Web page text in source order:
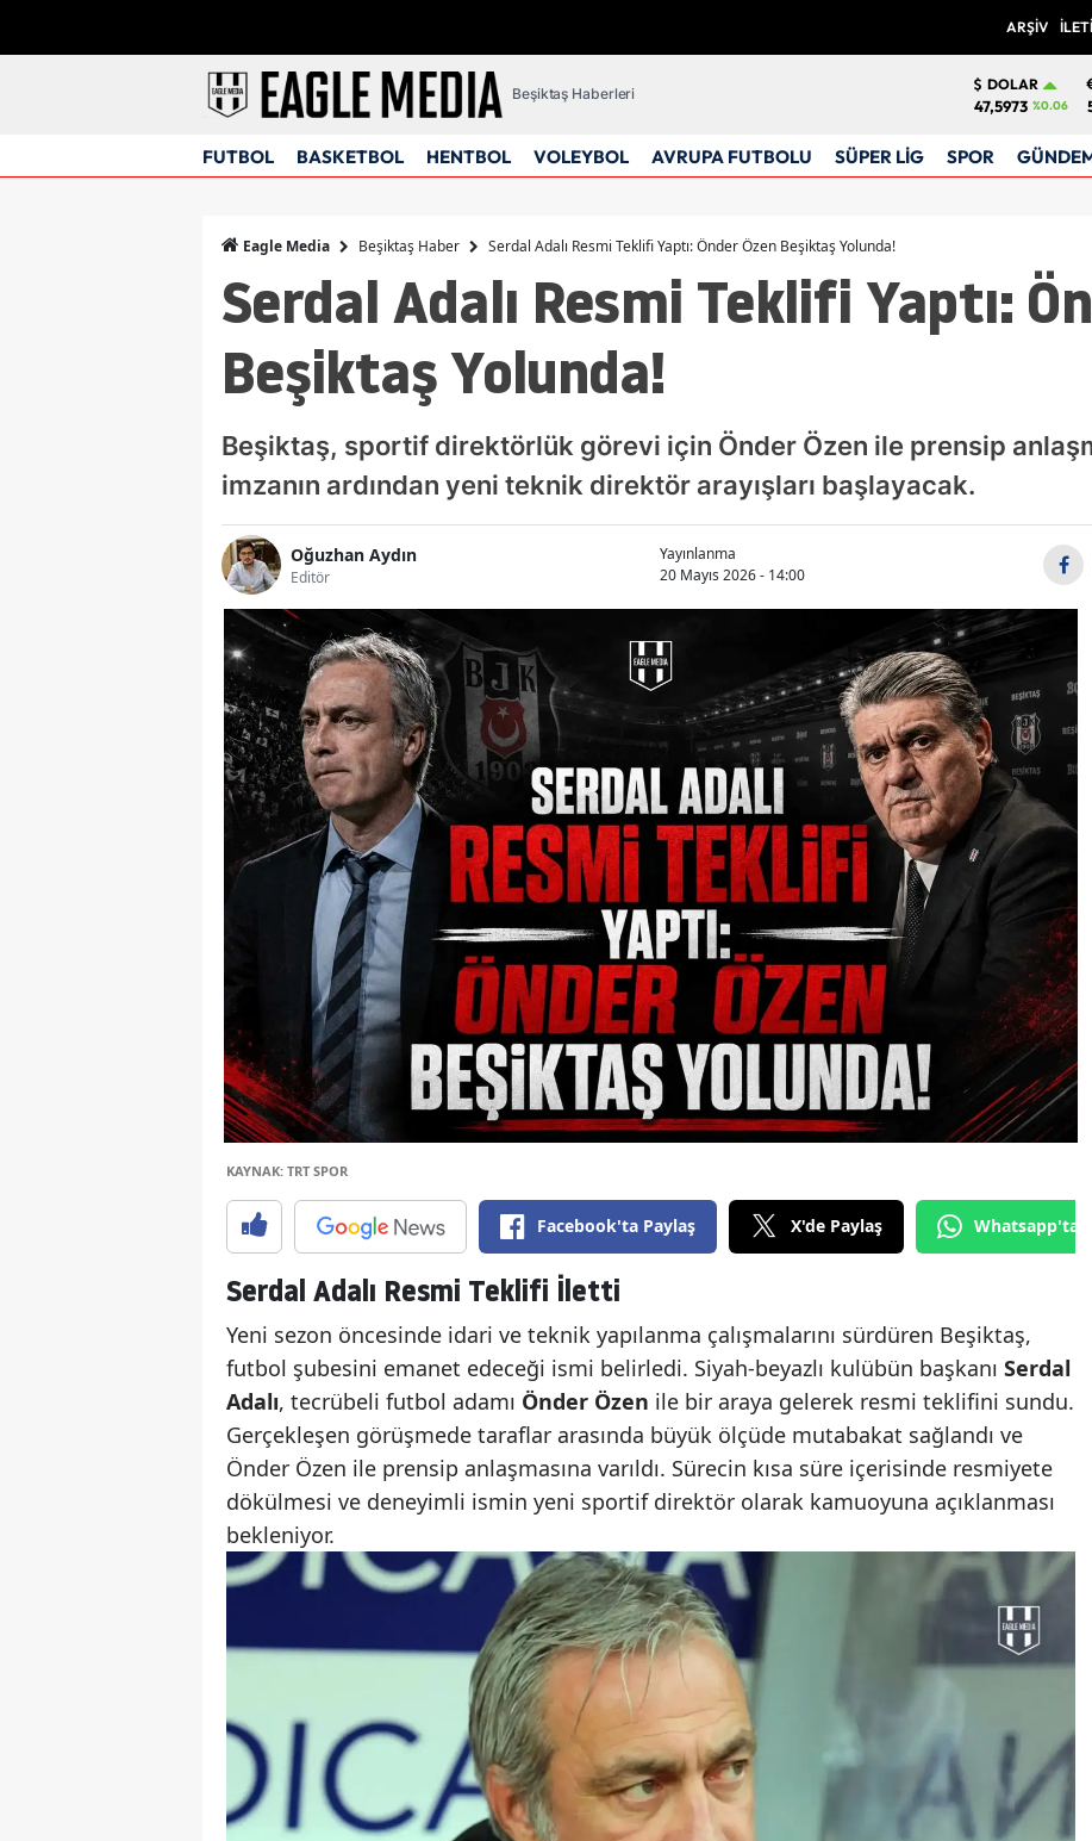
ARŞİV
Beşiktaş Haberleri
DOLAR
47,5973 %0.06
FUTBOL BASKETBOL HENTBOL VOLEYBOL AVRUPA FUTBOLU SÜPER LİG SPOR
Eagle Media Beşiktaş Haber Serdal Adalı Resmi Teklifi Yaptı: Önder Özen Beşiktaş Yolunda!
Serdal Adalı Resmi Teklifi Yaptı:
Beşiktaş Yolunda!
Beşiktaş, sportif direktörlük görevi için Önder Özen ile prensip
imzanın ardından yeni teknik direktör arayışları başlayacak.
Oğuzhan Aydın
Editör
Yayınlanma
20 Mayıs 2026 - 14:00
KAYNAK: TRT SPOR
Facebook'ta Paylaş X'de Paylaş
Serdal Adalı Resmi Teklifi İletti
Yeni sezon öncesinde idari ve teknik yapılanma çalışmalarını sürdüren Beşiktaş,
futbol şubesini emanet edeceği ismi belirledi. Siyah-beyazlı kulübün başkanı Serdal
Adalı, tecrübeli futbol adamı Önder Özen ile bir araya gelerek resmi teklifini sundu.
Gerçekleşen görüşmede taraflar arasında büyük ölçüde mutabakat sağlandı ve
Önder Özen ile prensip anlaşmasına varıldı. Sürecin kısa süre içerisinde resmiyete
dökülmesi ve deneyimli ismin yeni sportif direktör olarak kamuoyuna açıklanması
bekleniyor.